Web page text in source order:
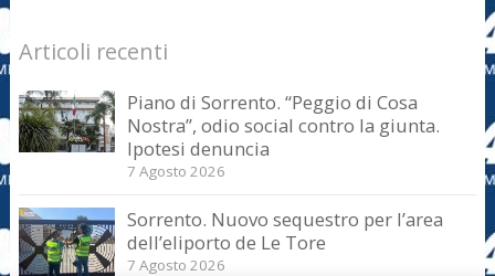
Articoli recenti
Piano di Sorrento. “Peggio di Cosa
Nostra”, odio social contro la giunta.
Ipotesi denuncia
7 Agosto 2026
Sorrento. Nuovo sequestro per l’area
dell’eliporto de Le Tore
7 Agosto 2026